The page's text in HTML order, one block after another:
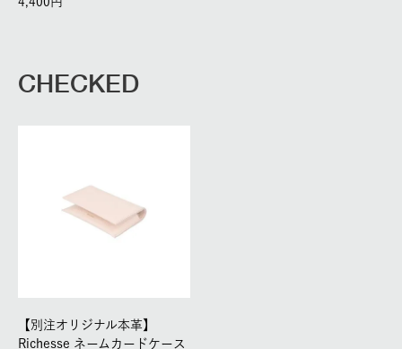
CHECKED
【別注オリジナル本革】
Richesse ネームカードケース